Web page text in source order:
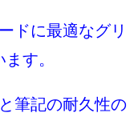
ドに最適なグリ
す。
筆記の耐久性の